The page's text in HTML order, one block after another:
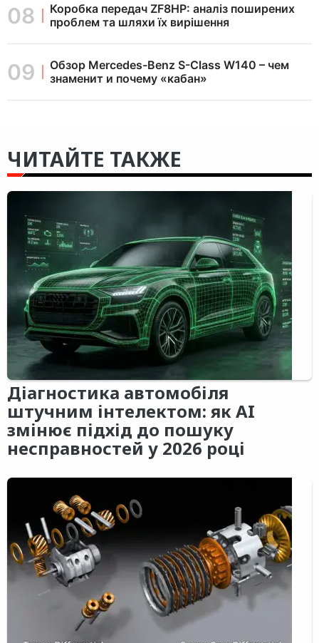
Коробка передач ZF8HP: аналіз поширених
проблем та шляхи їх вирішення
Обзор Mercedes-Benz S-Class W140 – чем
знаменит и почему «кабан»
ЧИТАЙТЕ ТАКЖЕ
Діагностика автомобіля
штучним інтелектом: як AI
змінює підхід до пошуку
несправностей у 2026 році